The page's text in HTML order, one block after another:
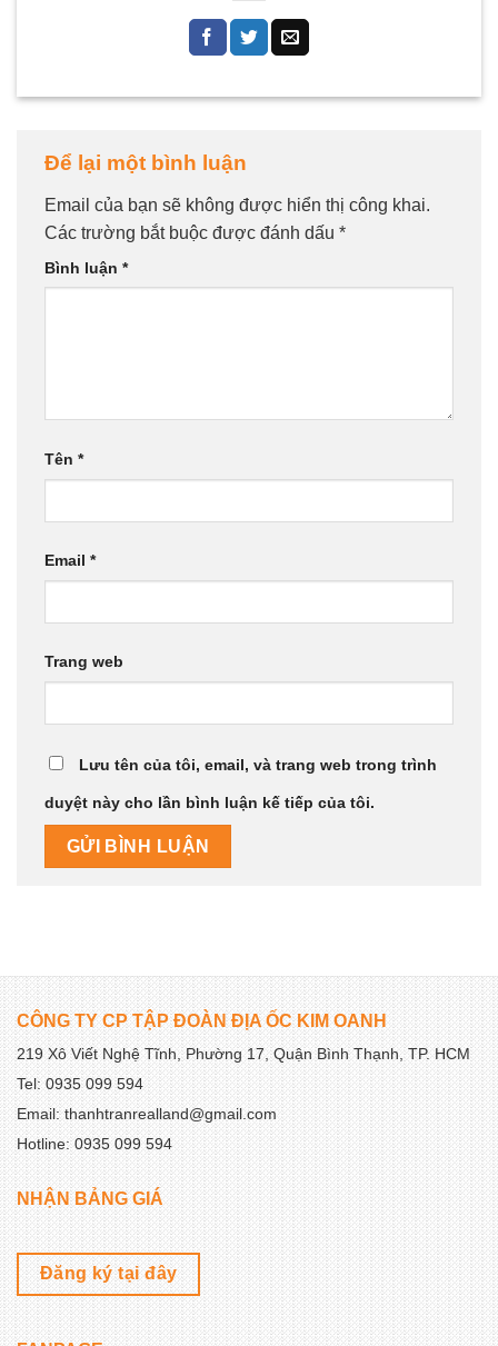
Để lại một bình luận
Email của bạn sẽ không được hiển thị công khai.
Các trường bắt buộc được đánh dấu *
Bình luận *
Tên *
Email *
Trang web
Lưu tên của tôi, email, và trang web trong trình
duyệt này cho lần bình luận kế tiếp của tôi.
CÔNG TY CP TẬP ĐOÀN ĐỊA ỐC KIM OANH
219 Xô Viết Nghệ Tĩnh, Phường 17, Quận Bình Thạnh, TP. HCM
Tel: 0935 099 594
Email: thanhtranrealland@gmail.com
Hotline: 0935 099 594
NHẬN BẢNG GIÁ
Đăng ký tại đây